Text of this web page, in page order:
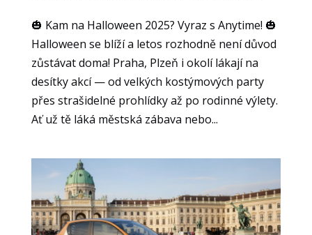
🎃 Kam na Halloween 2025? Vyraz s Anytime! 🎃
Halloween se blíží a letos rozhodně není důvod
zůstávat doma! Praha, Plzeň i okolí lákají na
desítky akcí — od velkých kostýmových party
přes strašidelné prohlídky až po rodinné výlety.
Ať už tě láká městská zábava nebo...
Nezbytné